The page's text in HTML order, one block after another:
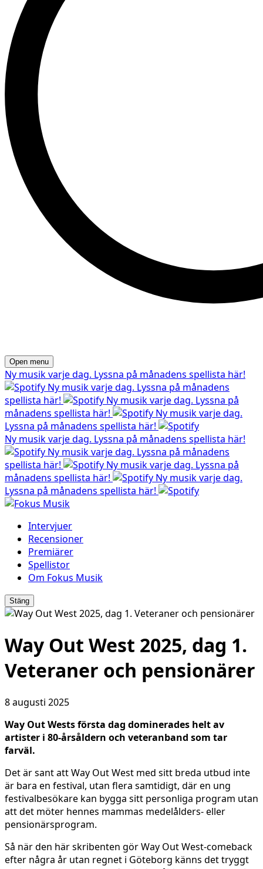
Open menu
Ny musik varje dag. Lyssna på månadens spellista här!
Ny musik varje dag. Lyssna på månadens
spellista här!
Ny musik varje dag. Lyssna på
månadens spellista här!
Ny musik varje dag.
Lyssna på månadens spellista här!
Ny musik varje dag. Lyssna på månadens spellista här!
Ny musik varje dag. Lyssna på månadens
spellista här!
Ny musik varje dag. Lyssna på
månadens spellista här!
Ny musik varje dag.
Lyssna på månadens spellista här!
Intervjuer
Recensioner
Premiärer
Spellistor
Om Fokus Musik
Stäng
Way Out West 2025, dag 1.
Veteraner och pensionärer
8 augusti 2025
Way Out Wests första dag dominerades helt av
artister i 80-årsåldern och veteranband som tar
farväl.
Det är sant att Way Out West med sitt breda utbud inte
är bara en festival, utan flera samtidigt, där en ung
festivalbesökare kan bygga sitt personliga program utan
att det möter hennes mammas medelålders- eller
pensionärsprogram.
Så när den här skribenten gör Way Out West-comeback
efter några år utan regnet i Göteborg känns det tryggt